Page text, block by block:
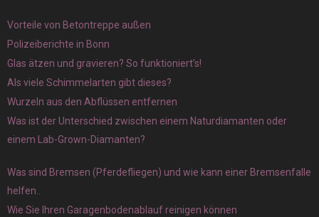
Vorteile von Betontreppe außen
Polizeiberichte in Bonn
Glas ätzen und gravieren? So funktioniert’s!
Als viele Schimmelarten gibt dieses?
Wurzeln aus den Abflüssen entfernen
Was ist der Unterschied zwischen einem Naturdiamanten oder
einem Lab-Grown-Diamanten?
Was sind Bremsen (Pferdefliegen) und wie kann einer Bremsenfalle
helfen..
Wie Sie Ihren Garagenbodenablauf reinigen können